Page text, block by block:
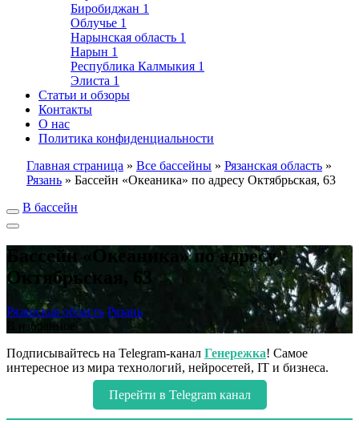
Биробиджан 1
Облучье 1
Нарынская область 1
Нарын 1
Республика Калмыкия 1
Элиста 1
Статьи и обзоры
Контакты
О нас
Политика конфиденциальности
Главная страница » Все бассейны » Рязанская область »
Рязань » Бассейн «Океаника» по адресу Октябрьская, 63
В бассейн
Бассейн «Океаника» по адресу
Октябрьская, 63
Рязанская область Рязань
В избранное
Подписывайтесь на Telegram-канал Генережка! Самое
интересное из мира технологий, нейросетей, IT и бизнеса.
Перейти в Telegram канал